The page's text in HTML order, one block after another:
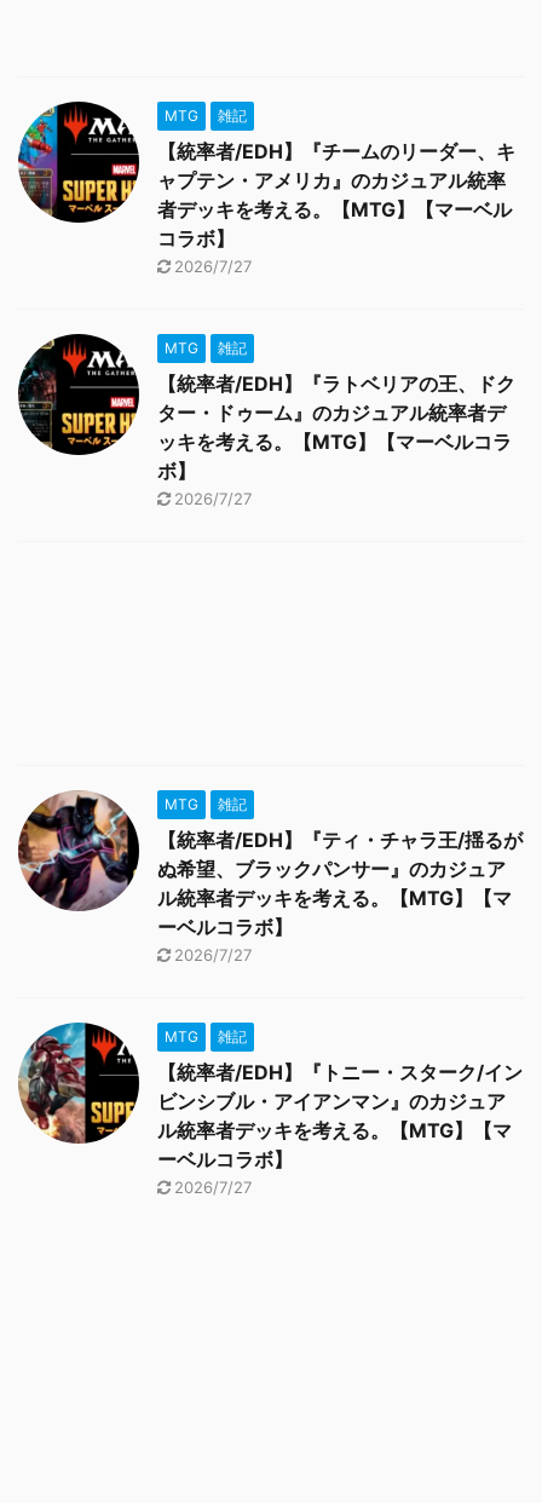
MTG 雑記
【統率者/EDH】『チームのリーダー、キ
ャプテン・アメリカ』のカジュアル統率
者デッキを考える。【MTG】【マーベル
コラボ】
2026/7/27
MTG 雑記
【統率者/EDH】『ラトベリアの王、ドク
ター・ドゥーム』のカジュアル統率者デ
ッキを考える。【MTG】【マーベルコラ
ボ】
2026/7/27
MTG 雑記
【統率者/EDH】『ティ・チャラ王/揺るが
ぬ希望、ブラックパンサー』のカジュア
ル統率者デッキを考える。【MTG】【マ
ーベルコラボ】
2026/7/27
MTG 雑記
【統率者/EDH】『トニー・スターク/イン
ビンシブル・アイアンマン』のカジュア
ル統率者デッキを考える。【MTG】【マ
ーベルコラボ】
2026/7/27